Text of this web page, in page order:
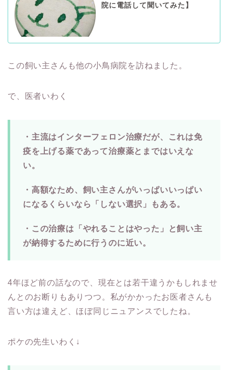
院に電話して聞いてみた】
この飼い主さんも他の小鳥病院を訪ねました。
で、医者いわく
・主流はインターフェロン治療だが、これは免
疫を上げる薬であって治療薬とまではいえな
い。
・高額なため、飼い主さんがいっぱいいっぱい
になるくらいなら「しない選択」もある。
・この治療は「やれることはやった」と飼い主
が納得するために行うのに近い。
4年ほど前の話なので、現在とは若干違うかもしれませ
んとのお断りもありつつ。私がかかったお医者さんも
言い方は違えど、ほぼ同じニュアンスでしたね。
ポケの先生いわく↓